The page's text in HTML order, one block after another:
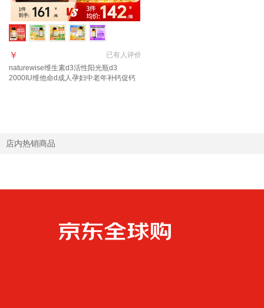
已有人评价
￥
naturewise维生素d3活性阳光瓶d3
2000IU维他命d成人孕妇中老年补钙促钙
店内热销商品